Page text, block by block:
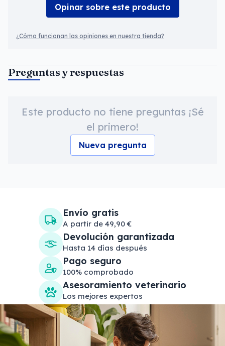
Opinar sobre este producto
¿Cómo funcionan las opiniones en nuestra tienda?
Preguntas y respuestas
Este producto no tiene preguntas ¡Sé
el primero!
Nueva pregunta
Envío gratis
A partir de 49,90 €
Devolución garantizada
Hasta 14 días después
Pago seguro
100% comprobado
Asesoramiento veterinario
Los mejores expertos